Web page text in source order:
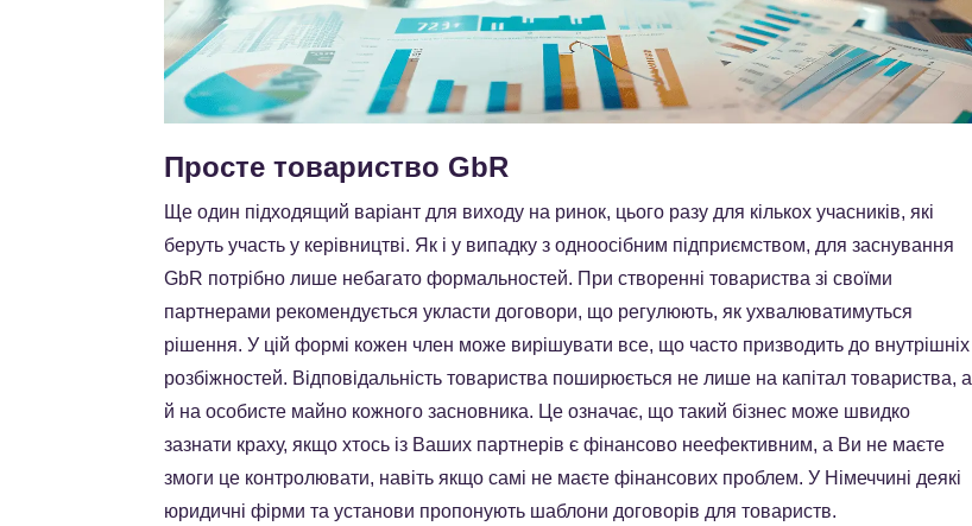
Просте товариство GbR
Ще один підходящий варіант для виходу на ринок, цього разу для кількох учасників, які
беруть участь у керівництві. Як і у випадку з одноосібним підприємством, для заснування
GbR потрібно лише небагато формальностей. При створенні товариства зі своїми
партнерами рекомендується укласти договори, що регулюють, як ухвалюватимуться
рішення. У цій формі кожен член може вирішувати все, що часто призводить до внутрішніх
розбіжностей. Відповідальність товариства поширюється не лише на капітал товариства, а
й на особисте майно кожного засновника. Це означає, що такий бізнес може швидко
зазнати краху, якщо хтось із Ваших партнерів є фінансово неефективним, а Ви не маєте
змоги це контролювати, навіть якщо самі не маєте фінансових проблем. У Німеччині деякі
юридичні фірми та установи пропонують шаблони договорів для товариств.